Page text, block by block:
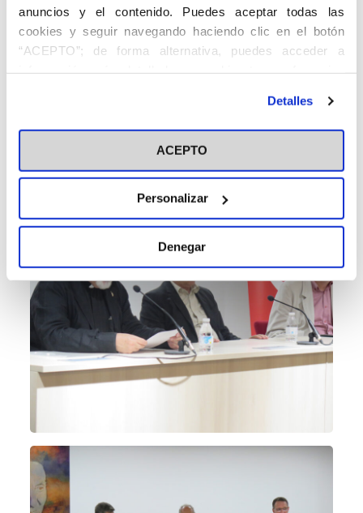
anuncios y el contenido. Puedes aceptar todas las
cookies y seguir navegando haciendo clic en el botón
“ACEPTO”; de forma alternativa, puedes acceder a
información más detallada y cambiar tus preferencias
en el botón "Personalizar". Para más información puedes
visitar nuestra Política de Cookies
Detalles
ACEPTO
Personalizar
Denegar